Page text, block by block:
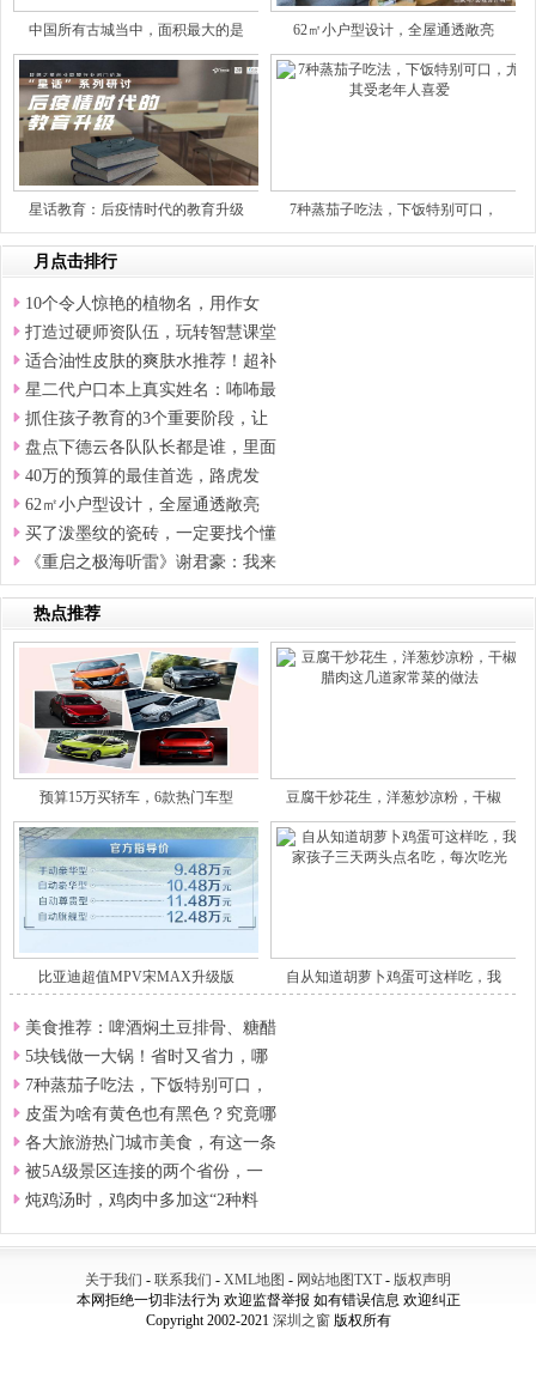
中国所有古城当中，面积最大的是 62㎡小户型设计，全屋通透敞亮
星话教育：后疫情时代的教育升级 7种蒸茄子吃法，下饭特别可口，
月点击排行
10个令人惊艳的植物名，用作女
打造过硬师资队伍，玩转智慧课堂
适合油性皮肤的爽肤水推荐！超补
星二代户口本上真实姓名：咘咘最
抓住孩子教育的3个重要阶段，让
盘点下德云各队队长都是谁，里面
40万的预算的最佳首选，路虎发
62㎡小户型设计，全屋通透敞亮
买了泼墨纹的瓷砖，一定要找个懂
《重启之极海听雷》谢君豪：我来
热点推荐
预算15万买轿车，6款热门车型 豆腐干炒花生，洋葱炒凉粉，干椒
比亚迪超值MPV宋MAX升级版 自从知道胡萝卜鸡蛋可这样吃，我
美食推荐：啤酒焖土豆排骨、糖醋
5块钱做一大锅！省时又省力，哪
7种蒸茄子吃法，下饭特别可口，
皮蛋为啥有黄色也有黑色？究竟哪
各大旅游热门城市美食，有这一条
被5A级景区连接的两个省份，一
炖鸡汤时，鸡肉中多加这“2种料
关于我们 - 联系我们 - XML地图 - 网站地图TXT- 版权声明
本网拒绝一切非法行为 欢迎监督举报 如有错误信息 欢迎纠正
Copyright 2002-2021 深圳之窗版权所有